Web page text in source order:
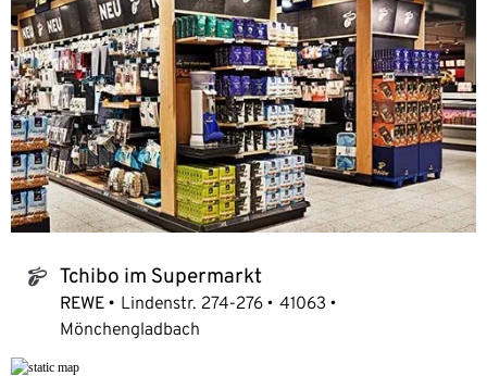
tchibo_logo Tchibo im Supermarkt
REWE Lindenstr. 274-276
41063
Mönchengladbach